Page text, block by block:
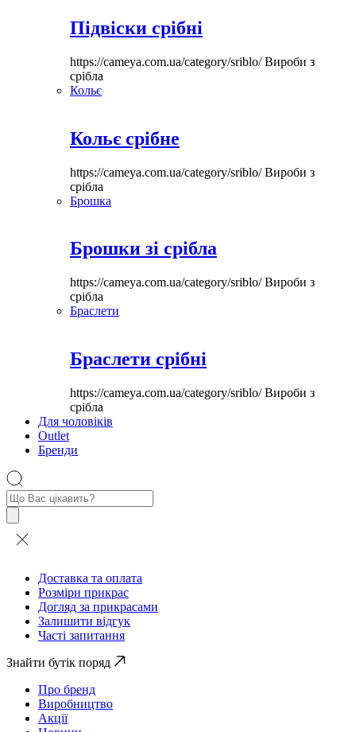
Підвіски срібні
https://cameya.com.ua/category/sriblo/Вироби з
срібла
Кольє
Кольє срібне
https://cameya.com.ua/category/sriblo/Вироби з
срібла
Брошка
Брошки зі срібла
https://cameya.com.ua/category/sriblo/Вироби з
срібла
Браслети
Браслети срібні
https://cameya.com.ua/category/sriblo/Вироби з
срібла
Для чоловіків
Outlet
Бренди
Пошук
товарів
Доставка та оплата
Розміри прикрас
Догляд за прикрасами
Залишити відгук
Часті запитання
Знайти бутік поряд
Про бренд
Виробництво
Акції